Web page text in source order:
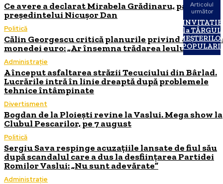
Ce avere a declarat Mirabela Grădinaru, partenera
președintelui Nicușor Dan
Politică
Călin Georgescu critică planurile privind
monedei euro: „Ar însemna trădarea leului”
Administrație
A început asfaltarea străzii Tecuciului din Bârlad.
Lucrările intră în linie dreaptă după problemele
tehnice întâmpinate
Divertisment
Bogdan de la Ploiești revine la Vaslui. Mega show la
Clubul Pescarilor, pe 7 august
Politică
Sergiu Sava respinge acuzațiile lansate de fiul său
după scandalul care a dus la desființarea Partidei
Romilor Vaslui: „Nu sunt adevărate”
Administrație
Articolul
următor
INVITAȚIE
la TÂRGUL
POPULARI!